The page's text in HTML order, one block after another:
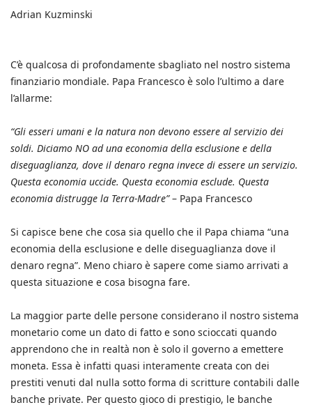
Adrian Kuzminski
C’è qualcosa di profondamente sbagliato nel nostro sistema
finanziario mondiale. Papa Francesco è solo l’ultimo a dare
l’allarme:
“Gli esseri umani e la natura non devono essere al servizio dei
soldi. Diciamo NO ad una economia della esclusione e della
diseguaglianza, dove il denaro regna invece di essere un servizio.
Questa economia uccide. Questa economia esclude. Questa
economia distrugge la Terra-Madre”– Papa Francesco
Si capisce bene che cosa sia quello che il Papa chiama “una
economia della esclusione e delle diseguaglianza dove il
denaro regna”. Meno chiaro è sapere come siamo arrivati a
questa situazione e cosa bisogna fare.
La maggior parte delle persone considerano il nostro sistema
monetario come un dato di fatto e sono scioccati quando
apprendono che in realtà non è solo il governo a emettere
moneta. Essa è infatti quasi interamente creata con dei
prestiti venuti dal nulla sotto forma di scritture contabili dalle
banche private. Per questo gioco di prestigio, le banche